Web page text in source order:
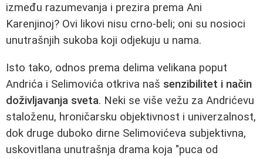
između razumevanja i prezira prema Ani
Karenjinoj? Ovi likovi nisu crno-beli; oni su nosioci
unutrašnjih sukoba koji odjekuju u nama.
Isto tako, odnos prema delima velikana poput
Andrića i Selimovića otkriva naš senzibilitet i način
doživljavanja sveta. Neki se više vežu za Andrićevu
staloženu, hroničarsku objektivnost i univerzalnost,
dok druge duboko dirne Selimovićeva subjektivna,
uskovitlana unutrašnja drama koja "puca od